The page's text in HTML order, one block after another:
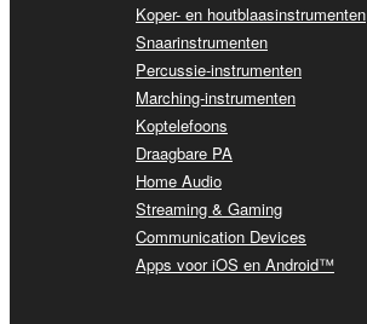
Koper- en houtblaasinstrumenten
Snaarinstrumenten
Percussie-instrumenten
Marching-instrumenten
Koptelefoons
Draagbare PA
Home Audio
Streaming & Gaming
Communication Devices
Apps voor iOS en Android™